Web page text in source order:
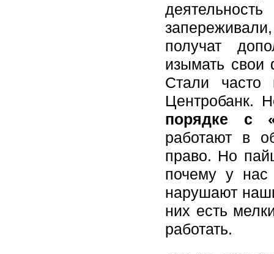
получат
изымать свои
Стали часто
Центробанк.
порядке с
работают в
право. Но
почему у нас
нарушают
них есть
работать.